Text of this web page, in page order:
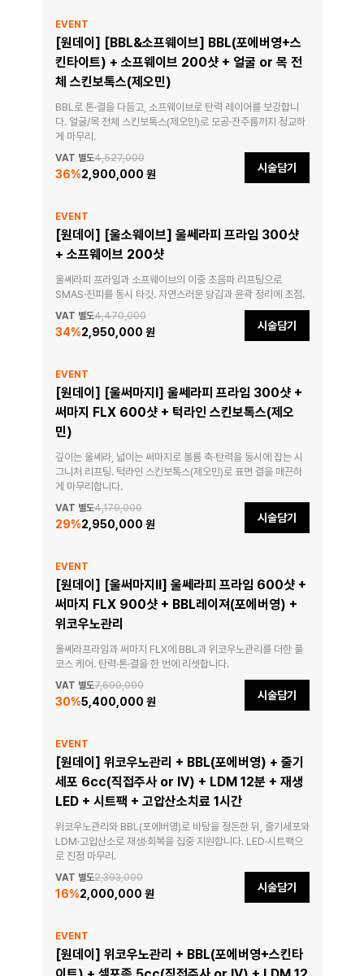
EVENT
[원데이] [BBL&소프웨이브] BBL(포에버영+스
킨타이트) + 소프웨이브 200샷 + 얼굴 or 목 전
체 스킨보톡스(제오민)
BBL로 톤·결을 다듬고, 소프웨이브로 탄력 레이어를 보강합니
다. 얼굴/목 전체 스킨보톡스(제오민)로 모공·잔주름까지 정교하
게 마무리.
VAT 별도4,527,000
36%2,900,000 원 시술담기
EVENT
[원데이] [울소웨이브] 울쎄라피 프라임 300샷
+ 소프웨이브 200샷
울쎄라피 프라임과 소프웨이브의 이중 초음파 리프팅으로
SMAS·진피를 동시 타깃. 자연스러운 당김과 윤곽 정리에 초점.
VAT 별도4,470,000
34%2,950,000 원 시술담기
EVENT
[원데이] [울써마지I] 울쎄라피 프라임 300샷 +
써마지 FLX 600샷 + 턱라인 스킨보톡스(제오
민)
깊이는 울쎄라, 넓이는 써마지로 볼륨 축·탄력을 동시에 잡는 시
그니처 리프팅. 턱라인 스킨보톡스(제오민)로 표면 결을 매끈하
게 마무리합니다.
VAT 별도4,179,000
29%2,950,000 원 시술담기
EVENT
[원데이] [울써마지II] 울쎄라피 프라임 600샷 +
써마지 FLX 900샷 + BBL레이져(포에버영) +
위코우노관리
울쎄라프라임과 써마지 FLX에 BBL과 위코우노관리를 더한 풀
코스 케어. 탄력·톤·결을 한 번에 리셋합니다.
VAT 별도7,690,000
30%5,400,000 원 시술담기
EVENT
[원데이] 위코우노관리 + BBL(포에버영) + 줄기
세포 6cc(직접주사 or IV) + LDM 12분 + 재생
LED + 시트팩 + 고압산소치료 1시간
위코우노관리와 BBL(포에버영)로 바탕을 정돈한 뒤, 줄기세포와
LDM·고압산소로 재생·회복을 집중 지원합니다. LED·시트팩으
로 진정 마무리.
VAT 별도2,393,000
16%2,000,000 원 시술담기
EVENT
[원데이] 위코우노관리 + BBL(포에버영+스킨타